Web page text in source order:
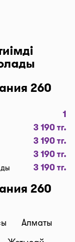
үшін “Сүзгі”
1… бастап
I-
жеткізу
алу” түймесі
таңдау”
содан соң
үйге немесе
Дәрілерді
1500 тг.
260
1
3 190 тг.
3 190 тг.
3 190 тг.
3 190 тг.
260
Алматы